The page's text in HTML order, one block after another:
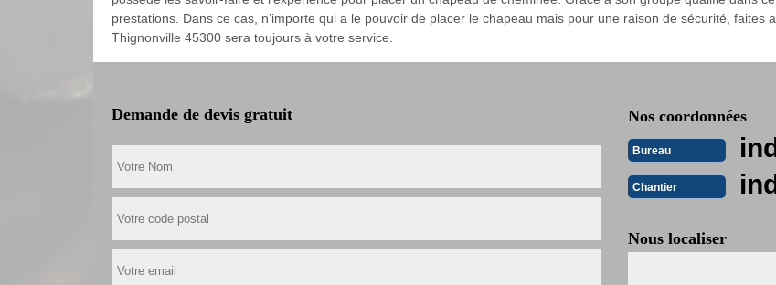
prestations. Dans ce cas, n’importe qui a le pouvoir de placer le chapeau mais pour une raison de sécurité, faites
Thignonville 45300 sera toujours à votre service.
Demande de devis gratuit Nos coordonnées
Bureau
Chantier
Nous localiser